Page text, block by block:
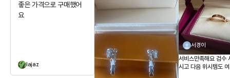
좋은 가격으로 구매했어
요
lajaz
서경이
서비스만족해요 검수
시고 다음 위시템도